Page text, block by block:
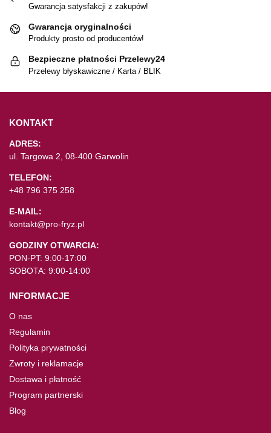
Gwarancja satysfakcji z zakupów!
Gwarancja oryginalności
Produkty prosto od producentów!
Bezpieczne płatności Przelewy24
Przelewy błyskawiczne / Karta / BLIK
KONTAKT
ADRES:
ul. Targowa 2, 08-400 Garwolin
TELEFON:
+48 796 375 258
E-MAIL:
kontakt@pro-fryz.pl
GODZINY OTWARCIA:
PON-PT: 9:00-17:00
SOBOTA: 9:00-14:00
INFORMACJE
O nas
Regulamin
Polityka prywatności
Zwroty i reklamacje
Dostawa i płatność
Program partnerski
Blog